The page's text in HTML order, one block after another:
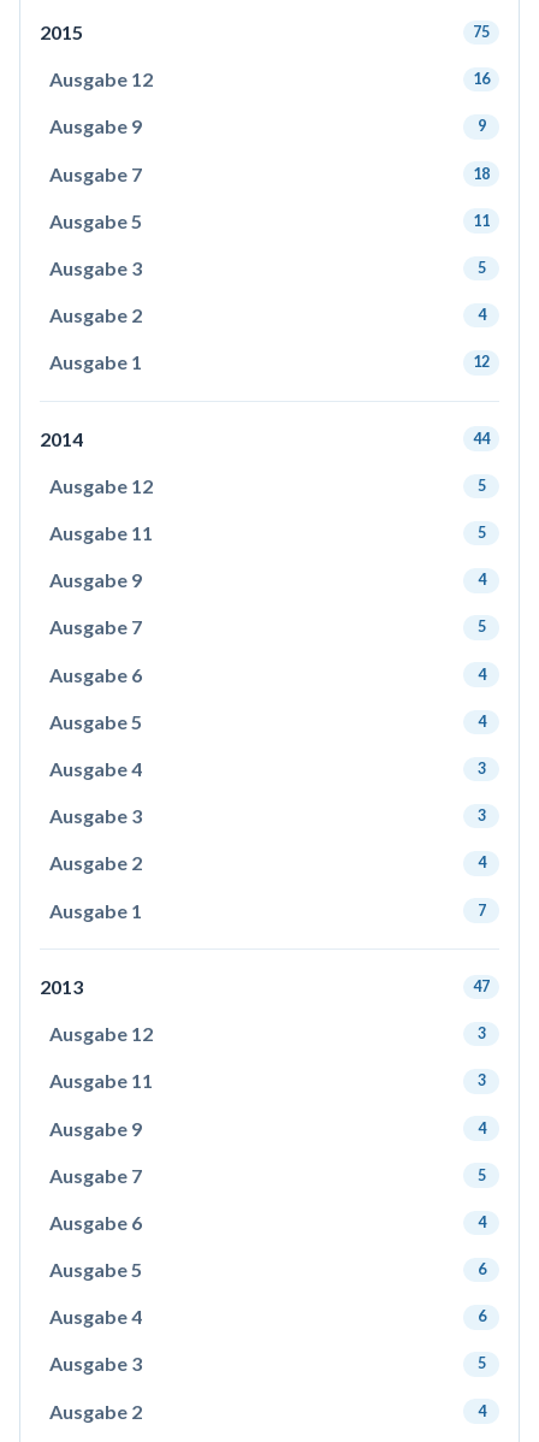
2015 75
Ausgabe 12 16
Ausgabe 9 9
Ausgabe 7 18
Ausgabe 5 11
Ausgabe 3 5
Ausgabe 2 4
Ausgabe 1 12
2014 44
Ausgabe 12 5
Ausgabe 11 5
Ausgabe 9 4
Ausgabe 7 5
Ausgabe 6 4
Ausgabe 5 4
Ausgabe 4 3
Ausgabe 3 3
Ausgabe 2 4
Ausgabe 1 7
2013 47
Ausgabe 12 3
Ausgabe 11 3
Ausgabe 9 4
Ausgabe 7 5
Ausgabe 6 4
Ausgabe 5 6
Ausgabe 4 6
Ausgabe 3 5
Ausgabe 2 4